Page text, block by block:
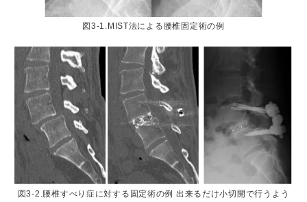
図3-1.MIST法による腰椎固定術の例
図3-2.腰椎すべり症に対する固定術の例 出来るだけ小切開で行うよう